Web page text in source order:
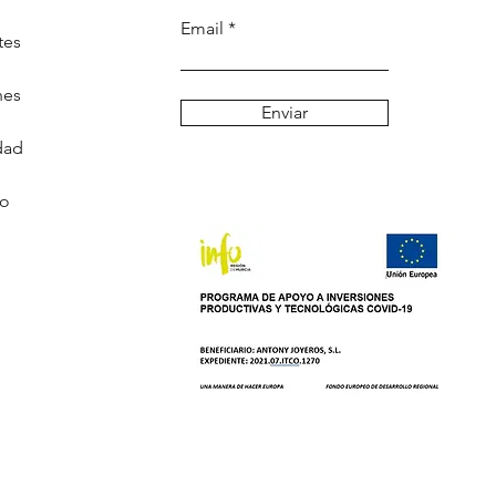
Email
Enviar